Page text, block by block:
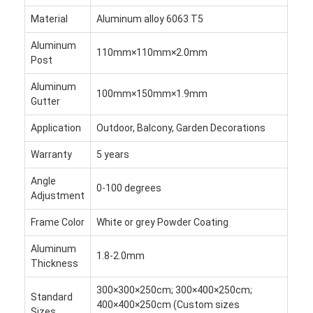
Легкая пергола
Электрический тент для солнцезащиты
Шторки следа застежка-молнии
Усовершенствованная алюминиевая лавка Пергола
Аксессуары тента
Material Aluminum alloy 6063 T5
Aluminum
Post
110mm×110mm×2.0mm
Aluminum
Gutter
100mm×150mm×1.9mm
Application Outdoor, Balcony, Garden Decorations
Warranty 5 years
Angle
Adjustment
0-100 degrees
Frame Color White or grey Powder Coating
Aluminum
Thickness
1.8-2.0mm
Standard
300×300×250cm; 300×400×250cm;
400×400×250cm (Custom sizes